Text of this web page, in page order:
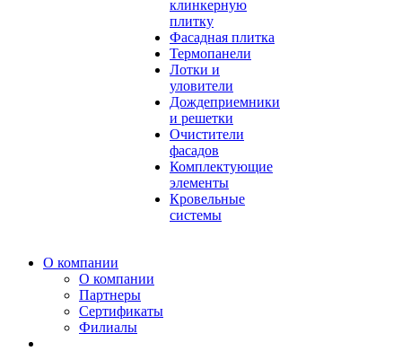
клинкерную
плитку
Фасадная плитка
Термопанели
Лотки и
уловители
Дождеприемники
и решетки
Очистители
фасадов
Комплектующие
элементы
Кровельные
системы
О компании
О компании
Партнеры
Сертификаты
Филиалы